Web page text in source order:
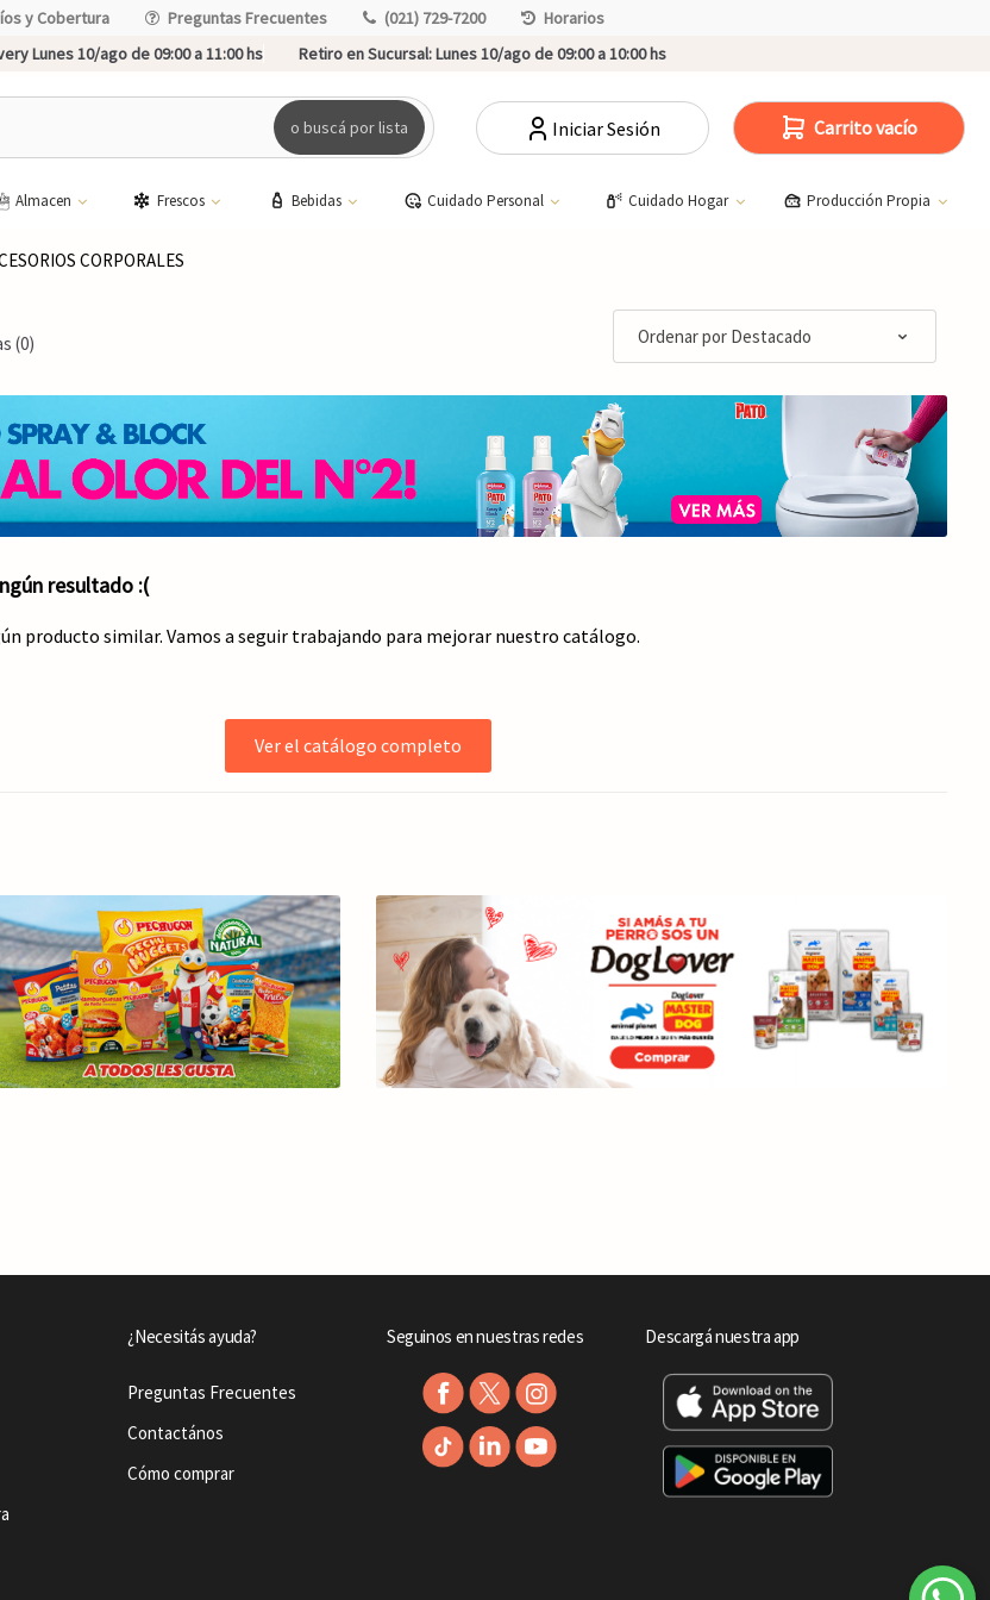
y Cobertura Preguntas Frecuentes (021) 729-7200
Horarios
Lunes 10/ago de 09:00 a 11:00 hs Retiro en Sucursal:Lunes 10/ago de 09:00 a 10:00 hs
o buscá por lista Iniciar Sesión Carrito vacío
Almacen Frescos Bebidas Cuidado Personal Cuidado Hogar Producción Propia
CORPORALES
(0)
resultado :(
producto similar. Vamos a seguir trabajando para mejorar nuestro catálogo.
Ver el catálogo completo
¿Necesitás ayuda?
Preguntas Frecuentes
Contactános
Cómo comprar
Seguinos en nuestras redes Descargá nuestra app